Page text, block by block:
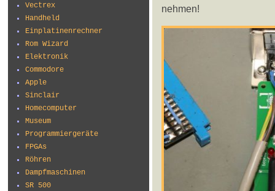
Vectrex
Handheld
Einplatinenrechner
Rom Wizard
Elektronik
Commodore
Apple
Sinclair
Homecomputer
Museum
Programmiergeräte
FPGAs
Röhren
Dampfmaschinen
SR 500
nehmen!